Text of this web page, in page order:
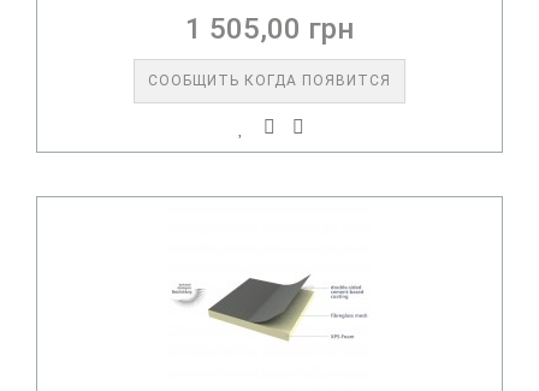
1 505,00 грн
СООБЩИТЬ КОГДА ПОЯВИТСЯ